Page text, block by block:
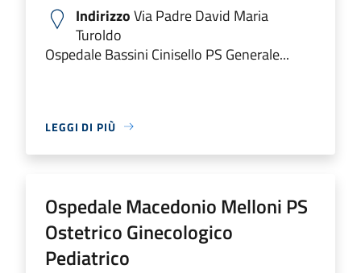
IndirizzoVia Padre David Maria
Turoldo
Ospedale Bassini Cinisello PS Generale...
LEGGI DI PIÙ
Ospedale Macedonio Melloni PS
Ostetrico Ginecologico
Pediatrico